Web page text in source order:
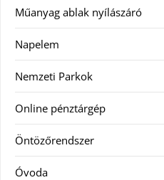
Műanyag ablak nyílászáró
Napelem
Nemzeti Parkok
Online pénztárgép
Öntözőrendszer
Óvoda